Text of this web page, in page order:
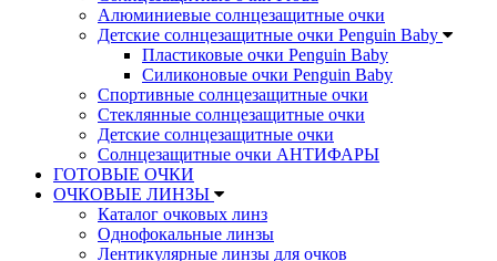
Алюминиевые солнцезащитные очки
Детские солнцезащитные очки Penguin Baby
Пластиковые очки Penguin Baby
Силиконовые очки Penguin Baby
Спортивные солнцезащитные очки
Стеклянные солнцезащитные очки
Детские солнцезащитные очки
Солнцезащитные очки АНТИФАРЫ
ГОТОВЫЕ ОЧКИ
ОЧКОВЫЕ ЛИНЗЫ
Каталог очковых линз
Однофокальные линзы
Лентикулярные линзы для очков